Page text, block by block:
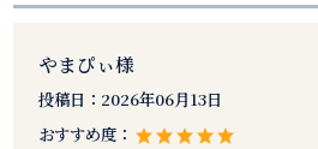
やまぴぃ様
投稿日： 2026年06月13日
おすすめ度：